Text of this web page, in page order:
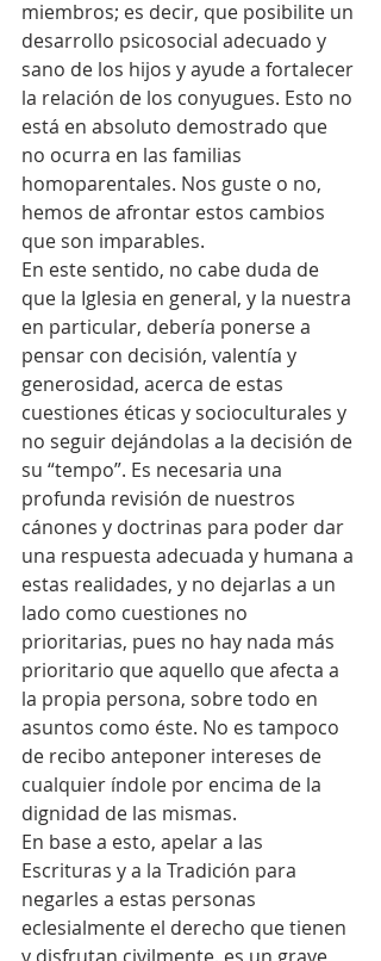
miembros; es decir, que posibilite un
desarrollo psicosocial adecuado y
sano de los hijos y ayude a fortalecer
la relación de los conyugues. Esto no
está en absoluto demostrado que
no ocurra en las familias
homoparentales. Nos guste o no,
hemos de afrontar estos cambios
que son imparables.
En este sentido, no cabe duda de
que la Iglesia en general, y la nuestra
en particular, debería ponerse a
pensar con decisión, valentía y
generosidad, acerca de estas
cuestiones éticas y socioculturales y
no seguir dejándolas a la decisión de
su “tempo”. Es necesaria una
profunda revisión de nuestros
cánones y doctrinas para poder dar
una respuesta adecuada y humana a
estas realidades, y no dejarlas a un
lado como cuestiones no
prioritarias, pues no hay nada más
prioritario que aquello que afecta a
la propia persona, sobre todo en
asuntos como éste. No es tampoco
de recibo anteponer intereses de
cualquier índole por encima de la
dignidad de las mismas.
En base a esto, apelar a las
Escrituras y a la Tradición para
negarles a estas personas
eclesialmente el derecho que tienen